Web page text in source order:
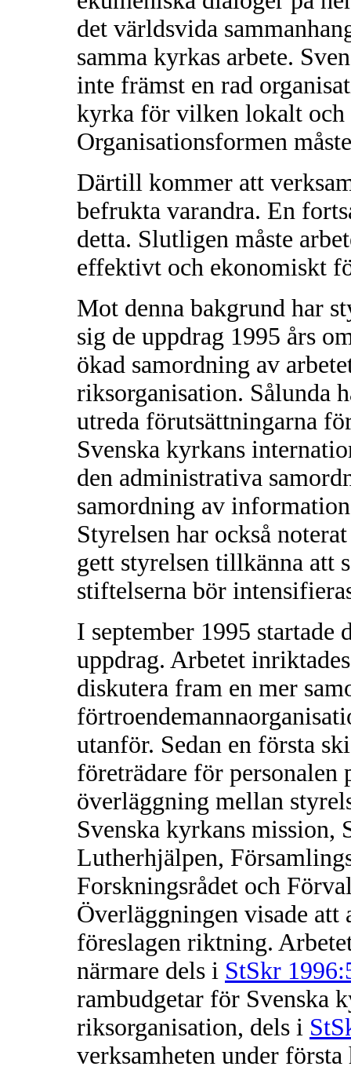
det världsvida
samma kyrkas arbete.
inte främst en rad
kyrka för vilken lokalt och
Organisationsformen
Därtill kommer att
befrukta varandra. En
detta. Slutligen måste
effektivt och ekonomiskt
Mot denna bakgrund har
sig de uppdrag 1995 års
ökad samordning av
riksorganisation. Sålunda
utreda förutsättningarna
Svenska kyrkans
den administrativa
samordning av
Styrelsen har också
gett styrelsen tillkänna att
stiftelserna bör
I september 1995 startade
uppdrag. Arbetet
diskutera fram en mer
utanför. Sedan en första
företrädare för personalen
överläggning mellan
Svenska kyrkans mission,
Lutherhjälpen,
Forskningsrådet och
Överläggningen visade att
föreslagen riktning.
närmare dels i StSkr
rambudgetar för Svenska
riksorganisation, dels i
verksamheten under